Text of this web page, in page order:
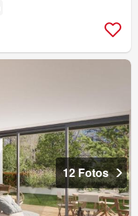
12 Fotos